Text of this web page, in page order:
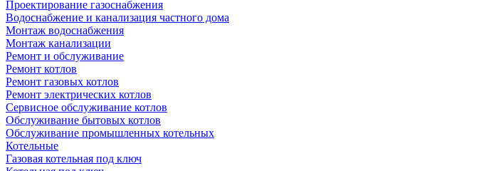
Проектирование газоснабжения
Водоснабжение и канализация частного дома
Монтаж водоснабжения
Монтаж канализации
Ремонт и обслуживание
Ремонт котлов
Ремонт газовых котлов
Ремонт электрических котлов
Сервисное обслуживание котлов
Обслуживание бытовых котлов
Обслуживание промышленных котельных
Котельные
Газовая котельная под ключ